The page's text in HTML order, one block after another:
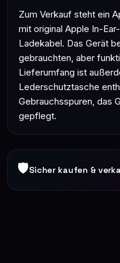
Zum Verkauf steht ein
mit original Apple In-
Ladekabel. Das Gerät
gebrauchten, aber
Lieferumfang ist
Lederschutztasche
Gebrauchsspuren, das
gepflegt.
🛡Sicher kaufen &